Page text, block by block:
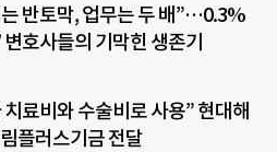
반토막, 업무는 두 배”…0.3%
변호사들의 기막힌 생존기
료비와 수술비로 사용” 현대해
플러스기금 전달